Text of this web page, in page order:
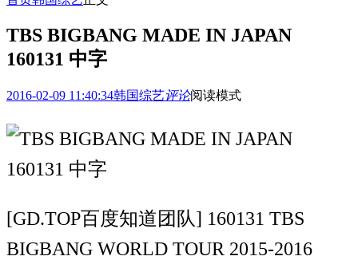
TBS BIGBANG MADE IN JAPAN
160131 中字
2016-02-09 11:40:34韩国综艺评论阅读模式
[GD.TOP百度知道团队] 160131 TBS
BIGBANG WORLD TOUR 2015-2016